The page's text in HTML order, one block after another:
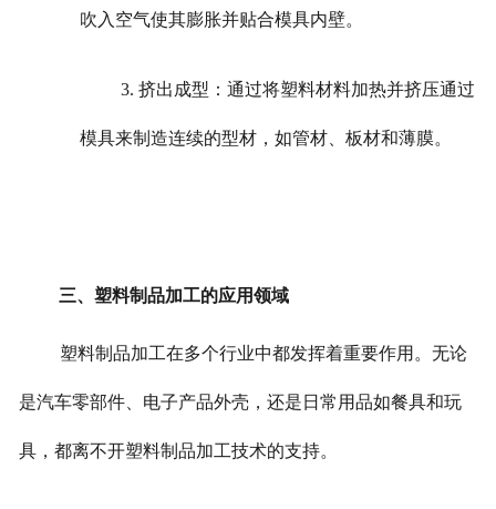
吹入空气使其膨胀并贴合模具内壁。
3. 挤出成型：通过将塑料材料加热并挤压通过
模具来制造连续的型材，如管材、板材和薄膜。
三、塑料制品加工的应用领域
塑料制品加工在多个行业中都发挥着重要作用。无论
是汽车零部件、电子产品外壳，还是日常用品如餐具和玩
具，都离不开塑料制品加工技术的支持。